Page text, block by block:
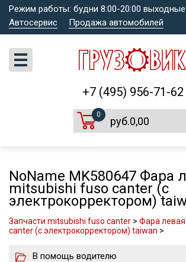
Режим работы: будни 8:00-20:00 выходные
Автосервис
Продажа автомобилей
+7 (495) 956-71-62
0
руб.0,00
NoName MK580647 Фара
mitsubishi fuso canter (с
электрокорректором)
Запчасти mitsubishi fuso canter > Фара
canter (с электрокорректором) taiwan >
В помощь водителю